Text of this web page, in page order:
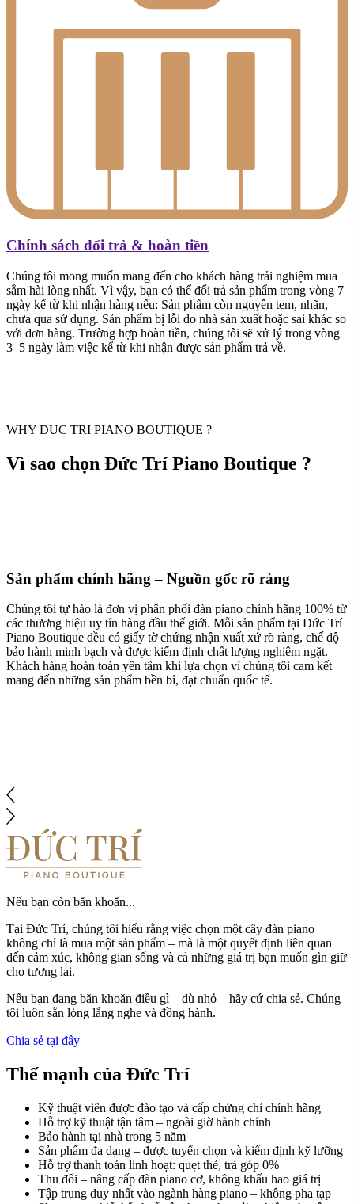
Chính sách đổi trả & hoàn tiền
Chúng tôi mong muốn mang đến cho khách hàng trải nghiệm mua
sắm hài lòng nhất. Vì vậy, bạn có thể đổi trả sản phẩm trong vòng 7
ngày kể từ khi nhận hàng nếu: Sản phẩm còn nguyên tem, nhãn,
chưa qua sử dụng. Sản phẩm bị lỗi do nhà sản xuất hoặc sai khác so
với đơn hàng. Trường hợp hoàn tiền, chúng tôi sẽ xử lý trong vòng
3–5 ngày làm việc kể từ khi nhận được sản phẩm trả về.
WHY DUC TRI PIANO BOUTIQUE ?
Vì sao chọn Đức Trí Piano Boutique ?
Sản phẩm chính hãng – Nguồn gốc rõ ràng
Chúng tôi tự hào là đơn vị phân phối đàn piano chính hãng 100% từ
các thương hiệu uy tín hàng đầu thế giới. Mỗi sản phẩm tại Đức Trí
Piano Boutique đều có giấy tờ chứng nhận xuất xứ rõ ràng, chế độ
bảo hành minh bạch và được kiểm định chất lượng nghiêm ngặt.
Khách hàng hoàn toàn yên tâm khi lựa chọn vì chúng tôi cam kết
mang đến những sản phẩm bền bỉ, đạt chuẩn quốc tế.
Nếu bạn còn băn khoăn...
Tại Đức Trí, chúng tôi hiểu rằng việc chọn một cây đàn piano
không chỉ là mua một sản phẩm – mà là một quyết định liên quan
đến cảm xúc, không gian sống và cả những giá trị bạn muốn gìn giữ
cho tương lai.
Nếu bạn đang băn khoăn điều gì – dù nhỏ – hãy cứ chia sẻ. Chúng
tôi luôn sẵn lòng lắng nghe và đồng hành.
Chia sẻ tại đây
Thế mạnh của Đức Trí
Kỹ thuật viên được đào tạo và cấp chứng chỉ chính hãng
Hỗ trợ kỹ thuật tận tâm – ngoài giờ hành chính
Bảo hành tại nhà trong 5 năm
Sản phẩm đa dạng – được tuyển chọn và kiểm định kỹ lưỡng
Hỗ trợ thanh toán linh hoạt: quẹt thẻ, trả góp 0%
Thu đổi – nâng cấp đàn piano cơ, không khấu hao giá trị
Tập trung duy nhất vào ngành hàng piano – không pha tạp